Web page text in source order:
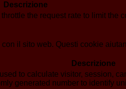
Descrizione
the request rate to limit the
il sito web. Questi cookie
Descrizione
to calculate visitor, session,
generated number to identify